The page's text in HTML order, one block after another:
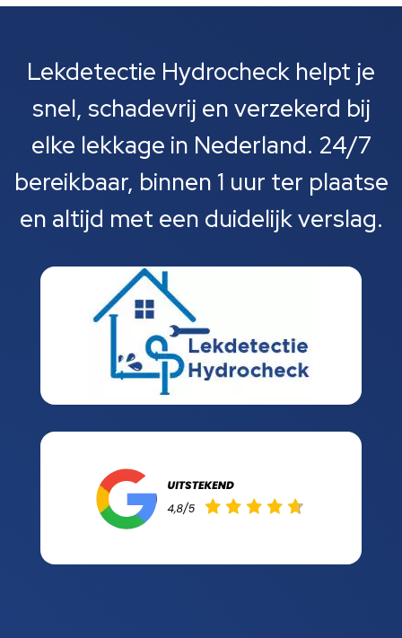
Lekdetectie Hydrocheck helpt je
snel, schadevrij en verzekerd bij
elke lekkage in Nederland. 24/7
bereikbaar, binnen 1 uur ter plaatse
en altijd met een duidelijk verslag.